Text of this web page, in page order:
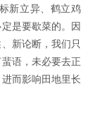
新立异、鹤立鸡
是要歇菜的。因
新论断，我们只
语，未必要去正
而影响田地里长